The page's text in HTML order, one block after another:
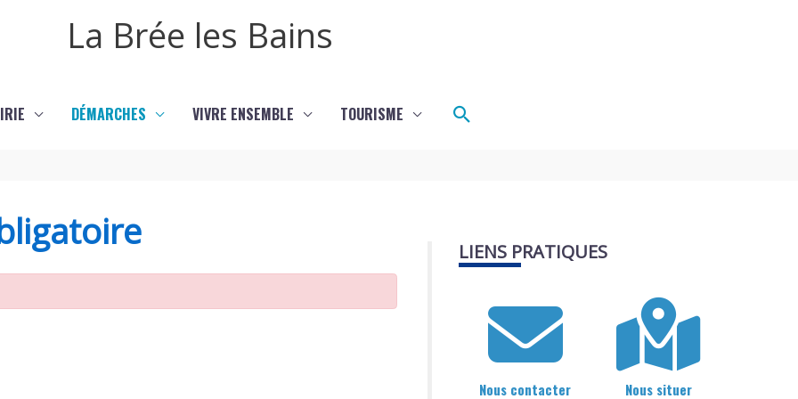
La Brée les Bains
DÉMARCHES VIVRE ENSEMBLE TOURISME Rechercher
LIENS PRATIQUES
Nous contacter Nous situer